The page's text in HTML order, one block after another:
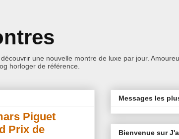
une nouvelle montre de luxe par jour.
horloger de référence.
Piguet
Prix de
Messages les
Bienvenue sur